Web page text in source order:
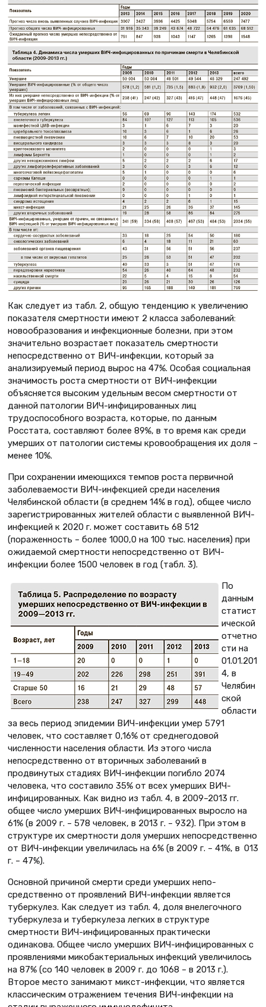
Как следует из табл. 2, общую тенденцию к увеличению
показателя смертности имеют 2 класса заболеваний:
новообразования и инфекционные болезни, при этом
значительно возрастает показатель смертности
непосредственно от ВИЧ-инфекции, который за
анализируемый период вырос на 47%. Особая социальная
значимость роста смертности от ВИЧ-инфекции
объясняется высоким удельным весом смертности от
данной патологии ВИЧ-инфицированных лиц
трудоспособного возраста, которые, по данным
Росстата, составляют более 89%, в то время как среди
умерших от патологии системы кровообращения их доля –
менее 10%.
При сохранении имеющихся темпов роста первичной
заболеваемости ВИЧ-инфекцией среди населения
Челябинской области (в среднем 14% в год), общее число
зарегистрированных жителей области с выявленной ВИЧ-
инфекцией к 2020 г. может составить 68 512
(пораженность – более 1000,0 на 100 тыс. населения) при
ожидаемой смертности непосредственно от ВИЧ-
инфекции более 1500 человек в год (табл. 3).
По
данным
статист
ической
отчетно
сти на
01.01.201
4, в
Челябин
ской
области
за весь период эпидемии ВИЧ-инфекции умер 5791
человек, что составляет 0,16% от среднегодовой
численности населения области. Из этого числа
непосредственно от вторичных заболеваний в
продвинутых стадиях ВИЧ-инфекции погибло 2074
человека, что составило 35% от всех умерших ВИЧ-
инфицированных. Как видно из табл. 4, в 2009–2013 гг.
общее число умерших ВИЧ-инфицированных выросло на
61% (в 2009 г. – 578 человек, в 2013 г. – 932). При этом в
структуре их смертности доля умерших непосредственно
от ВИЧ-инфекции увеличилась на 6% (в 2009 г. – 41%, в 013
г. – 47%).
Основной причиной смерти среди умерших непо­
средственно от проявлений ВИЧ-инфекции является
туберкулез. Как следует из табл. 4, доля внелегочного
туберкулеза и туберкулеза легких в структуре
смертности ВИЧ-инфицированных практически
одинакова. Общее число умерших ВИЧ-инфицированных с
проявлениями микобактериальных инфекций увеличилось
на 87% (со 140 человек в 2009 г. до 1068 – в 2013 г.).
Второе место занимают микст-инфекции, что является
классическим отражением течения ВИЧ-инфекции на